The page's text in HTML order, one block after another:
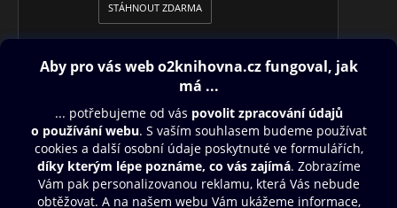
STÁHNOUT ZDARMA
Obsah ke stažení
Moje O2 Knihovna
Další zábava